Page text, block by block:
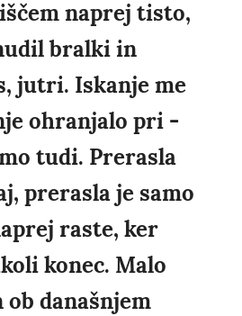
naprej tisto,
bralki in
jutri. Iskanje me
ohranjalo pri -
tudi. Prerasla
prerasla je samo
raste, ker
konec. Malo
ob današnjem